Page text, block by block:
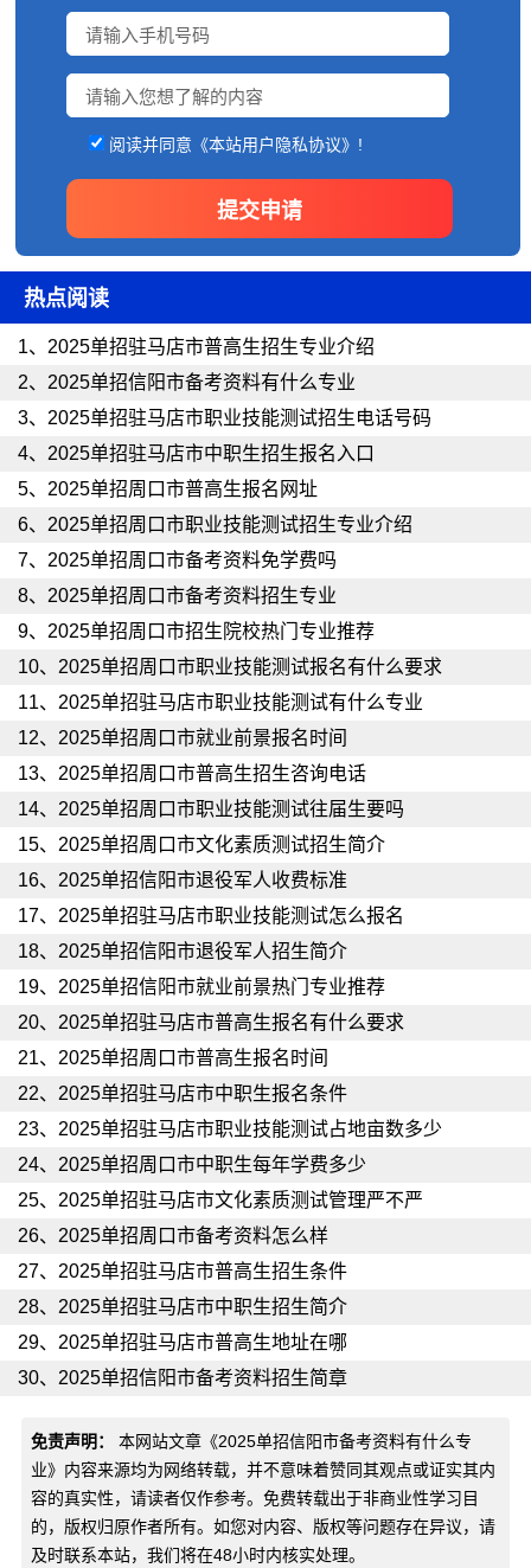
阅读并同意《本站用户隐私协议》!
热点阅读
1、 2025单招驻马店市普高生招生专业介绍
2、 2025单招信阳市备考资料有什么专业
3、 2025单招驻马店市职业技能测试招生电话号码
4、 2025单招驻马店市中职生招生报名入口
5、 2025单招周口市普高生报名网址
6、 2025单招周口市职业技能测试招生专业介绍
7、 2025单招周口市备考资料免学费吗
8、 2025单招周口市备考资料招生专业
9、 2025单招周口市招生院校热门专业推荐
10、 2025单招周口市职业技能测试报名有什么要求
11、 2025单招驻马店市职业技能测试有什么专业
12、 2025单招周口市就业前景报名时间
13、 2025单招周口市普高生招生咨询电话
14、 2025单招周口市职业技能测试往届生要吗
15、 2025单招周口市文化素质测试招生简介
16、 2025单招信阳市退役军人收费标准
17、 2025单招驻马店市职业技能测试怎么报名
18、 2025单招信阳市退役军人招生简介
19、 2025单招信阳市就业前景热门专业推荐
20、 2025单招驻马店市普高生报名有什么要求
21、 2025单招周口市普高生报名时间
22、 2025单招驻马店市中职生报名条件
23、 2025单招驻马店市职业技能测试占地亩数多少
24、 2025单招周口市中职生每年学费多少
25、 2025单招驻马店市文化素质测试管理严不严
26、 2025单招周口市备考资料怎么样
27、 2025单招驻马店市普高生招生条件
28、 2025单招驻马店市中职生招生简介
29、 2025单招驻马店市普高生地址在哪
30、 2025单招信阳市备考资料招生简章
免责声明： 本网站文章《2025单招信阳市备考资料有什么专
业》内容来源均为网络转载，并不意味着赞同其观点或证实其内
容的真实性，请读者仅作参考。免费转载出于非商业性学习目
的，版权归原作者所有。如您对内容、版权等问题存在异议，请
及时联系本站，我们将在48小时内核实处理。